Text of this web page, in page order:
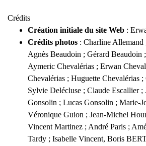
Crédits
Création initiale du site Web :
Crédits photos : Charline Allemand
Agnès Beaudoin ; Gérard Beaudoin
Aymeric Chevalérias ; Erwan
Chevalérias ; Huguette Chevalérias
Sylvie Delécluse ; Claude Escallier ;
Gonsolin ; Lucas Gonsolin ; Marie-
Véronique Guion ; Jean-Michel
Vincent Martinez ; André Paris ;
Tardy ; Isabelle Vincent, Boris